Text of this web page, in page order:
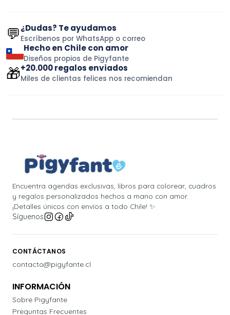
💬¿Dudas? Te ayudamos
Escríbenos por WhatsApp o correo
Hecho en Chile con amor
Diseños propios de Pigyfante
🎁+20.000 regalos enviados
Miles de clientas felices nos recomiendan
Encuentra agendas exclusivas, libros para colorear, cuadros
y regalos personalizados hechos a mano con amor.
¡Detalles únicos con envíos a todo Chile! ✨
Síguenos
CONTÁCTANOS
contacto@pigyfante.cl
INFORMACIÓN
Sobre Pigyfante
Preguntas Frecuentes